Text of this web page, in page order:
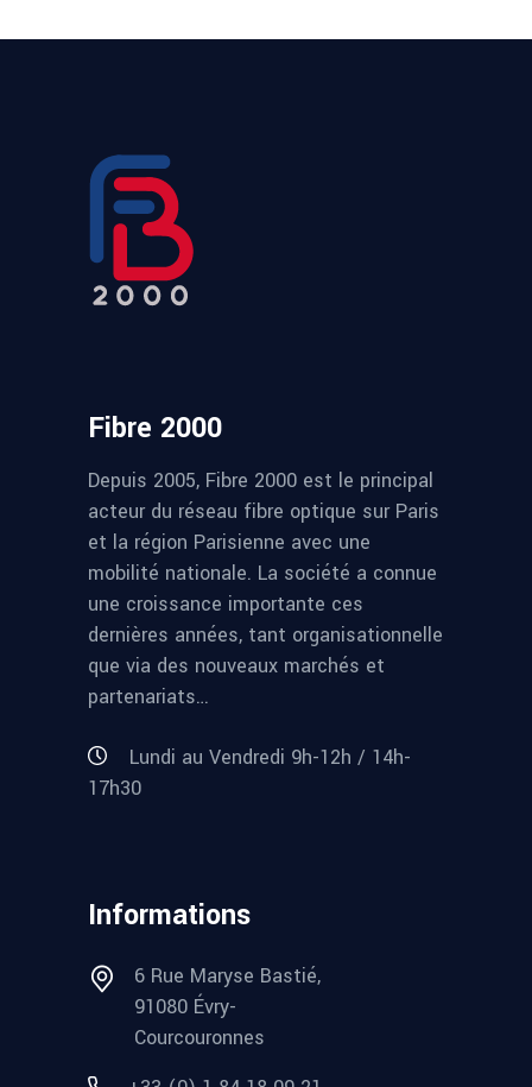
Fibre 2000
Depuis 2005, Fibre 2000 est le principal
acteur du réseau fibre optique sur Paris
et la région Parisienne avec une
mobilité nationale. La société a connue
une croissance importante ces
dernières années, tant organisationnelle
que via des nouveaux marchés et
partenariats…
Lundi au Vendredi 9h-12h / 14h-
17h30
Informations
6 Rue Maryse Bastié,
91080 Évry-
Courcouronnes